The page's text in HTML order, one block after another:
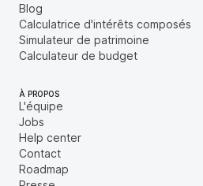
Blog
Calculatrice d'intérêts composés
Simulateur de patrimoine
Calculateur de budget
À PROPOS
L'équipe
Jobs
Help center
Contact
Roadmap